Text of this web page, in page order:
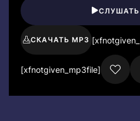
СКАЧАТЬ MP3
[xfnotgiven_mp3file]